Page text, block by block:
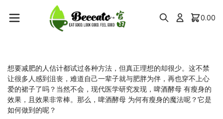
0.00
想要减肥的人估计都试过各种方法，但真正理想的却很少。这不禁
让很多人感到沮丧，难道自己一辈子就与肥胖为伴，再也穿不上心
爱的裙子了吗？当然不会，现代医学研究发现，啤酒酵母 有瘦身的
效果，且效果非常棒。那么，啤酒酵母 为何有瘦身的魔法呢？它是
如何做到的呢？